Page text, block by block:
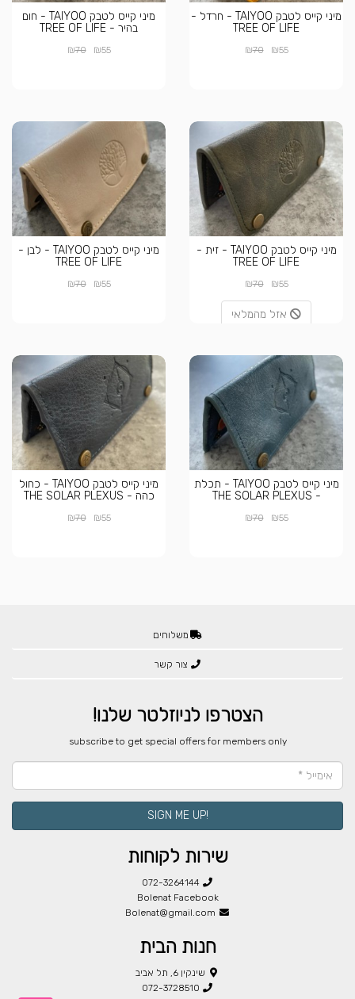
מיני קייס לטבק TAIYOO - חרדל -
TREE OF LIFE
₪55
₪70
מיני קייס לטבק TAIYOO - חום
בהיר - TREE OF LIFE
₪55
₪70
מיני קייס לטבק TAIYOO - זית -
TREE OF LIFE
₪55
₪70
אזל מהמלאי
מיני קייס לטבק TAIYOO - לבן -
TREE OF LIFE
₪55
₪70
מיני קייס לטבק TAIYOO - תכלת
- THE SOLAR PLEXUS
₪55
₪70
מיני קייס לטבק TAIYOO - כחול
כהה - THE SOLAR PLEXUS
₪55
₪70
משלוחים
צור קשר
הצטרפו לניוזלטר שלנו!
​subscribe to get special offers for members only
!SIGN ME UP
שירות לקוחות
072-3264144
Bolenat Facebook
Bolenat@gmail.com
חנות הבית
שינקין 6, תל אביב
072-3728510